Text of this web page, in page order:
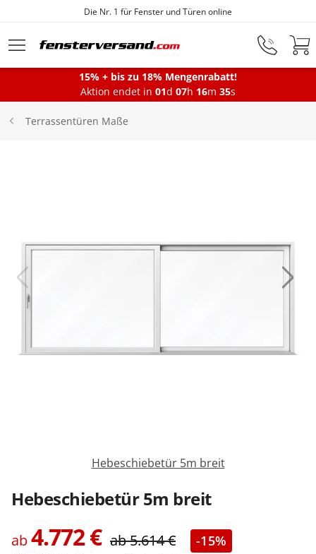
Zum Hauptinhalt springen
Die Nr. 1 für Fenster und Türen online
Montageservice
Terrassentüren
Anmelden / Registrieren
15% + bis zu 18% Mengenrabatt!
Aktion endet in 01d 07h 16m 34s
Terrassentüren Maße
Hebeschiebetür 5m breit
Hebeschiebetür 5m breit
ab4.772€ ab5.614€ -15%